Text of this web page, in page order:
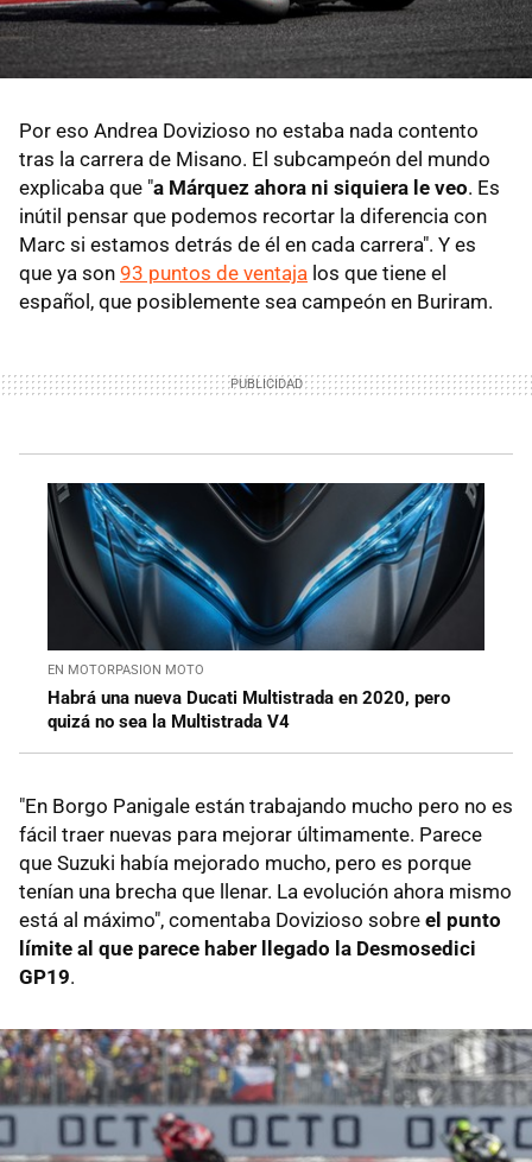
Por eso Andrea Dovizioso no estaba nada contento
tras la carrera de Misano. El subcampeón del mundo
explicaba que "a Márquez ahora ni siquiera le veo. Es
inútil pensar que podemos recortar la diferencia con
Marc si estamos detrás de él en cada carrera". Y es
que ya son 93 puntos de ventaja los que tiene el
español, que posiblemente sea campeón en Buriram.
EN MOTORPASION MOTO
Habrá una nueva Ducati Multistrada en 2020, pero
quizá no sea la Multistrada V4
"En Borgo Panigale están trabajando mucho pero no es
fácil traer nuevas para mejorar últimamente. Parece
que Suzuki había mejorado mucho, pero es porque
tenían una brecha que llenar. La evolución ahora mismo
está al máximo", comentaba Dovizioso sobre el punto
límite al que parece haber llegado la Desmosedici
GP19.